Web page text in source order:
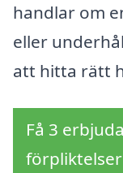
handlar om
eller
att hitta rätt
Få 3
förpliktelser